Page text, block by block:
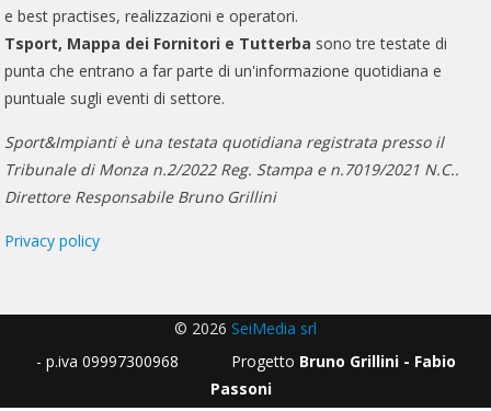
e best practises, realizzazioni e operatori.
Tsport, Mappa dei Fornitori e Tutterba sono tre testate di
punta che entrano a far parte di un'informazione quotidiana e
puntuale sugli eventi di settore.
Sport&Impianti è una testata quotidiana registrata presso il
Tribunale di Monza n.2/2022 Reg. Stampa e n.7019/2021 N.C..
Direttore Responsabile Bruno Grillini
Privacy policy
© 2026 SeiMedia srl
- p.iva 09997300968 Progetto Bruno Grillini - Fabio
Passoni